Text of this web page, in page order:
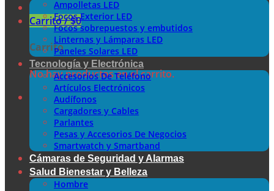
Carrito /$0
Carrito
No hay productos en el carrito.
Ampolletas LED
Focos Exterior LED
Focos sobrepuestos y embutidos
Linternas y Lámparas LED
Paneles Solares LED
Tecnología y Electrónica
Accesorios De Teléfono
Artículos Electrónicos
Audífonos
Cargadores y Cables
Parlantes
Pesas y Accesorios De Negocios
Smartwatch y Smartband
Cámaras de Seguridad y Alarmas
Salud Bienestar y Belleza
Hombre